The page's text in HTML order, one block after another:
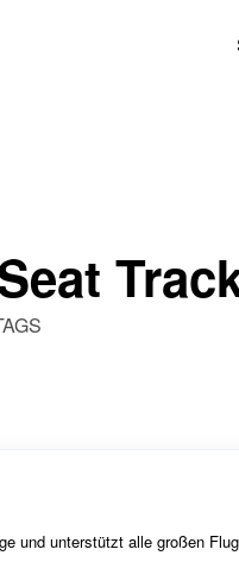
und unterstützt alle großen